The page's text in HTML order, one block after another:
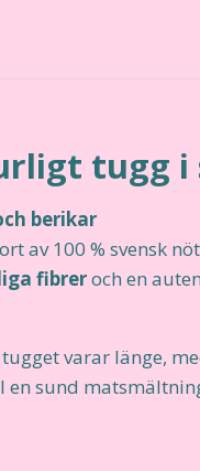
tugg
berikar
av 100 % svensk
fibreroch en
varar länge,
sund